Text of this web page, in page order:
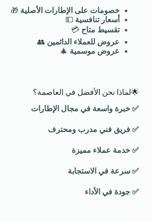
خصومات على الإطارات الأصلية 🎁
أسعار تنافسية 💵
تقسيط متاح 💳
عروض للعملاء الدائمين 👥
عروض موسمية 🎄
🌟لماذا نحن الأفضل في العاصمة؟
✅ خبرة واسعة في مجال الإطارات
✅ فريق فني مدرب ومحترف
✅ خدمة عملاء مميزة
✅ سرعة في الاستجابة
✅ جودة في الأداء